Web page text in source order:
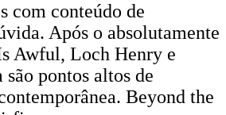
com conteúdo de
Após o absolutamente
Awful, Loch Henry e
pontos altos de
Beyond the